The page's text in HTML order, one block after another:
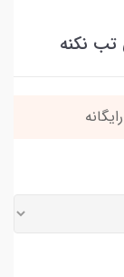
تب نکنه